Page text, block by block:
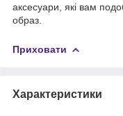
аксесуари, які вам
образ.
Приховати
Характеристики